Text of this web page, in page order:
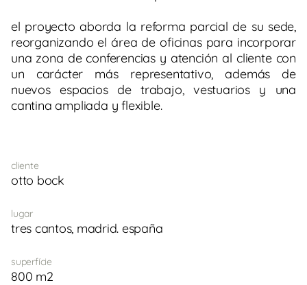
el proyecto aborda la reforma parcial de su sede,
reorganizando el área de oficinas para incorporar
una zona de conferencias y atención al cliente con
un carácter más representativo, además de
nuevos espacios de trabajo, vestuarios y una
cantina ampliada y flexible.
cliente
otto bock
lugar
tres cantos, madrid. españa
superfície
800 m2